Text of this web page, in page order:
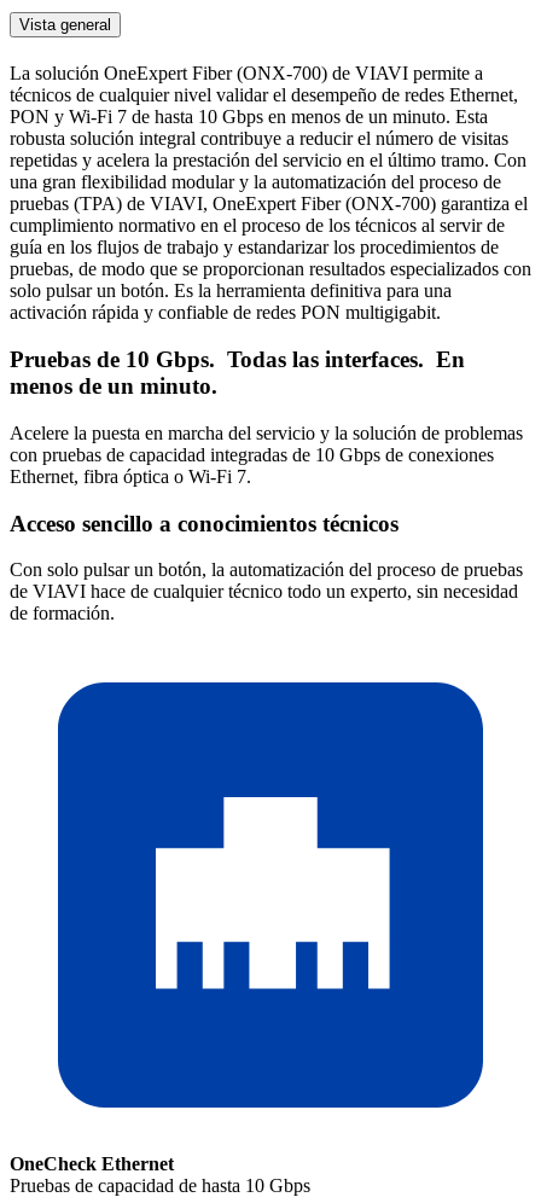
Vista general
La solución OneExpert Fiber (ONX-700) de VIAVI permite a
técnicos de cualquier nivel validar el desempeño de redes Ethernet,
PON y Wi-Fi 7 de hasta 10 Gbps en menos de un minuto. Esta
robusta solución integral contribuye a reducir el número de visitas
repetidas y acelera la prestación del servicio en el último tramo. Con
una gran flexibilidad modular y la automatización del proceso de
pruebas (TPA) de VIAVI, OneExpert Fiber (ONX-700) garantiza el
cumplimiento normativo en el proceso de los técnicos al servir de
guía en los flujos de trabajo y estandarizar los procedimientos de
pruebas, de modo que se proporcionan resultados especializados con
solo pulsar un botón. Es la herramienta definitiva para una
activación rápida y confiable de redes PON multigigabit.
Pruebas de 10 Gbps. Todas las interfaces. En
menos de un minuto.
Acelere la puesta en marcha del servicio y la solución de problemas
con pruebas de capacidad integradas de 10 Gbps de conexiones
Ethernet, fibra óptica o Wi-Fi 7.
Acceso sencillo a conocimientos técnicos
Con solo pulsar un botón, la automatización del proceso de pruebas
de VIAVI hace de cualquier técnico todo un experto, sin necesidad
de formación.
OneCheck Ethernet
Pruebas de capacidad de hasta 10 Gbps